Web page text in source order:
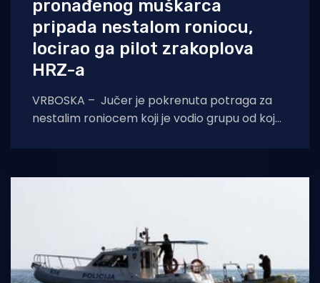
pronađenog muškarca
pripada nestalom roniocu,
locirao ga pilot zrakoplova
HRZ-a
VRBOSKA – Jučer je pokrenuta potraga za
nestalim roniocem koji je vodio grupu od koje